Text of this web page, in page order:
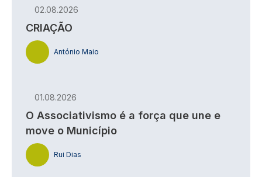
02.08.2026
CRIAÇÃO
António Maio
01.08.2026
O Associativismo é a força que une e
move o Município
Rui Dias